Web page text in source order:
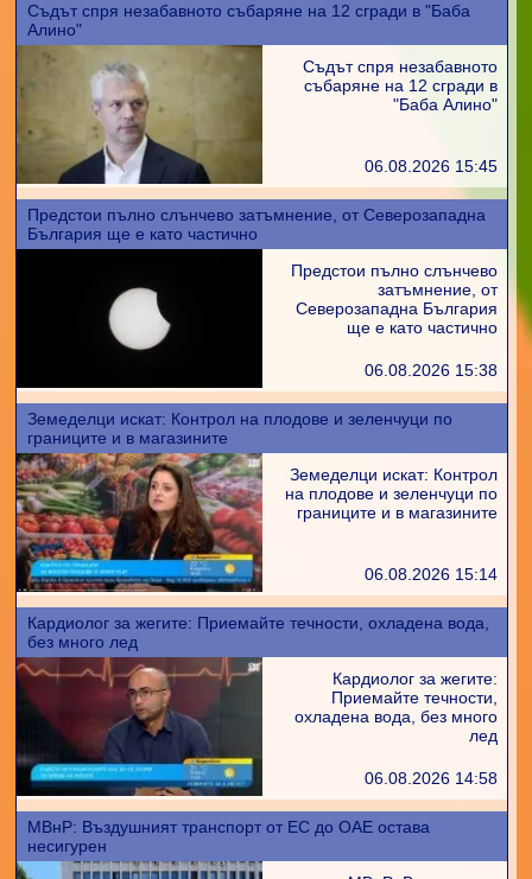
Съдът спря незабавното събаряне на 12 сгради в "Баба
Алино"
Съдът спря незабавното
събаряне на 12 сгради в
"Баба Алино"
06.08.2026 15:45
Предстои пълно слънчево затъмнение, от Северозападна
България ще е като частично
Предстои пълно слънчево
затъмнение, от
Северозападна България
ще е като частично
06.08.2026 15:38
Земеделци искат: Контрол на плодове и зеленчуци по
границите и в магазините
Земеделци искат: Контрол
на плодове и зеленчуци по
границите и в магазините
06.08.2026 15:14
Кардиолог за жегите: Приемайте течности, охладена вода,
без много лед
Кардиолог за жегите:
Приемайте течности,
охладена вода, без много
лед
06.08.2026 14:58
МВнР: Въздушният транспорт от ЕС до ОАЕ остава
несигурен